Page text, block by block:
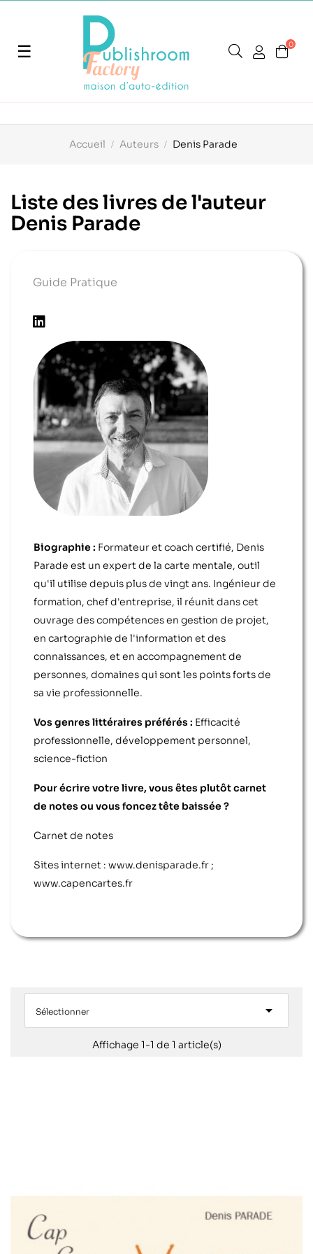
Basculer
navigation
☰ 0
Accueil Auteurs Denis Parade
Liste des livres de l'auteur
Denis Parade
Guide Pratique
Biographie : Formateur et coach certifié, Denis
Parade est un expert de la carte mentale, outil
qu'il utilise depuis plus de vingt ans. Ingénieur de
formation, chef d'entreprise, il réunit dans cet
ouvrage des compétences en gestion de projet,
en cartographie de l'information et des
connaissances, et en accompagnement de
personnes, domaines qui sont les points forts de
sa vie professionnelle.
Vos genres littéraires préférés : Efficacité
professionnelle, développement personnel,
science-fiction
Pour écrire votre livre, vous êtes plutôt carnet
de notes ou vous foncez tête baissée ?
Carnet de notes
Sites internet : www.denisparade.fr ;
www.capencartes.fr
Sélectionner 
Affichage 1-1 de 1 article(s)